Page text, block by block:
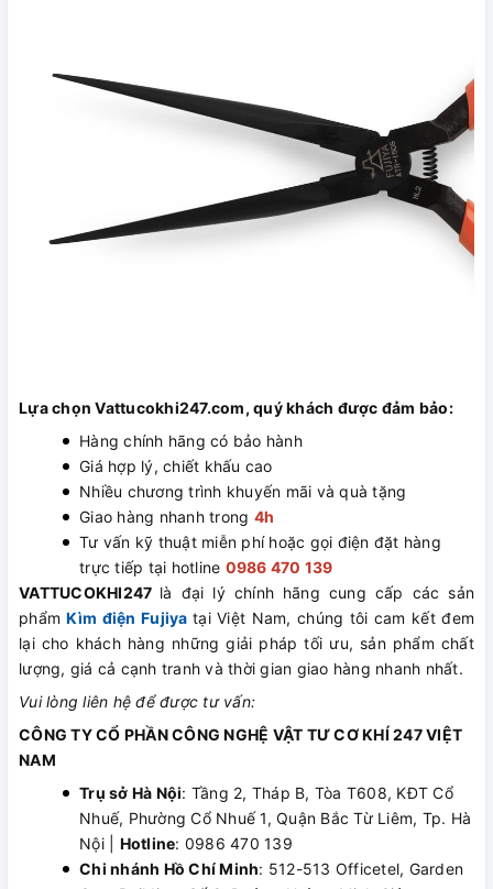
Lựa chọn Vattucokhi247.com, quý khách được đảm bảo:
Hàng chính hãng có bảo hành
Giá hợp lý, chiết khấu cao
Nhiều chương trình khuyến mãi và quà tặng
Giao hàng nhanh trong 4h
Tư vấn kỹ thuật miễn phí hoặc gọi điện đặt hàng
trực tiếp tại hotline 0986 470 139
VATTUCOKHI247 là đại lý chính hãng cung cấp các sản
phẩmKìm điện Fujiya tại Việt Nam, chúng tôi cam kết đem
lại cho khách hàng những giải pháp tối ưu, sản phẩm chất
lượng, giá cả cạnh tranh và thời gian giao hàng nhanh nhất.
Vui lòng liên hệ để được tư vấn:
CÔNG TY CỔ PHẦN CÔNG NGHỆ VẬT TƯ CƠ KHÍ 247 VIỆT
NAM
Trụ sở Hà Nội: Tầng 2, Tháp B, Tòa T608, KĐT Cổ
Nhuế, Phường Cổ Nhuế 1, Quận Bắc Từ Liêm, Tp. Hà
Nội | Hotline: 0986 470 139
Chi nhánh Hồ Chí Minh: 512-513 Officetel, Garden